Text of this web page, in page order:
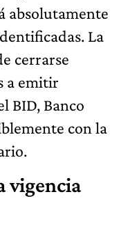
absolutamente
La
cerrarse
a emitir
BID, Banco
con la
vigencia